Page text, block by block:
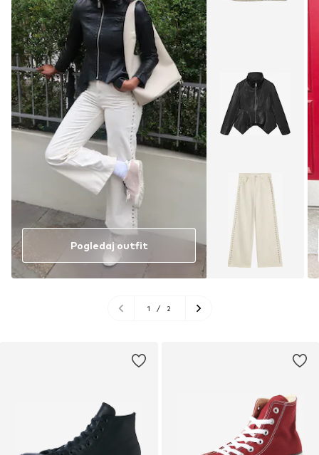
Pogledaj outfit
1 / 2